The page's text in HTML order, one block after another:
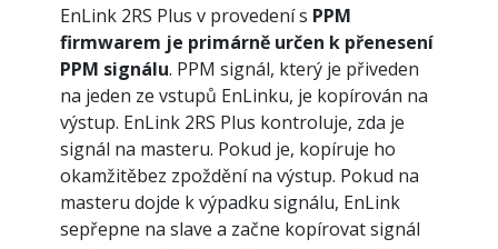
EnLink 2RS Plus v provedení s PPM
firmwarem je primárně určen k přenesení
PPM signálu. PPM signál, který je přiveden
na jeden ze vstupů EnLinku, je kopírován na
výstup. EnLink 2RS Plus kontroluje, zda je
signál na masteru. Pokud je, kopíruje ho
okamžitěbez zpoždění na výstup. Pokud na
masteru dojde k výpadku signálu, EnLink
sepřepne na slave a začne kopírovat signál